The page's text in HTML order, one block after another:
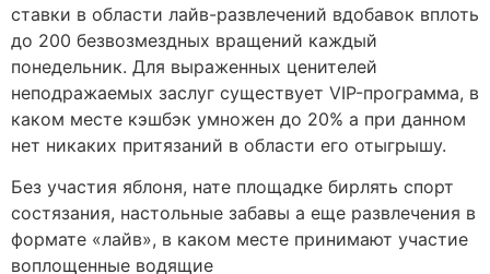
ставки в области лайв-развлечений вдобавок вплоть
до 200 безвозмездных вращений каждый
понедельник. Для выраженных ценителей
неподражаемых заслуг существует VIP-программа, в
каком месте кэшбэк умножен до 20% а при данном
нет никаких притязаний в области его отыгрышу.
Без участия яблоня, нате площадке бирлять спорт
состязания, настольные забавы а еще развлечения в
формате «лайв», в каком месте принимают участие
воплощенные водящие